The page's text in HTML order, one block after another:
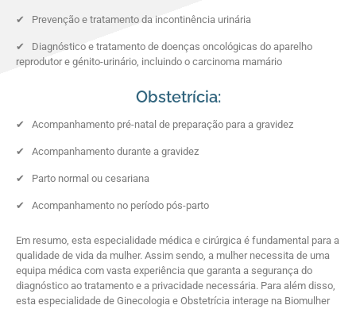
✔ Prevenção e tratamento da incontinência urinária
✔ Diagnóstico e tratamento de doenças oncológicas do aparelho
reprodutor e génito-urinário, incluindo o carcinoma mamário
Obstetrícia:
✔ Acompanhamento pré-natal de preparação para a gravidez
✔ Acompanhamento durante a gravidez
✔ Parto normal ou cesariana
✔ Acompanhamento no período pós-parto
Em resumo, esta especialidade médica e cirúrgica é fundamental para a
qualidade de vida da mulher. Assim sendo, a mulher necessita de uma
equipa médica com vasta experiência que garanta a segurança do
diagnóstico ao tratamento e a privacidade necessária. Para além disso,
esta especialidade de Ginecologia e Obstetrícia interage na Biomulher